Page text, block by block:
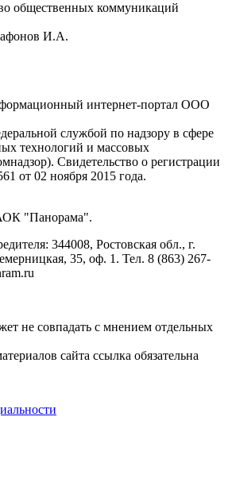
общественных коммуникаций
И.А.
интернет-портал ООО
службой по надзору в сфере
технологий и массовых
Cвидетельство о регистрации
02 ноября 2015 года.
"Панорама".
344008, Ростовская обл., г.
35, оф. 1. Тел. 8 (863) 267-
не совпадать с мнением отдельных
сайта ссылка обязательна